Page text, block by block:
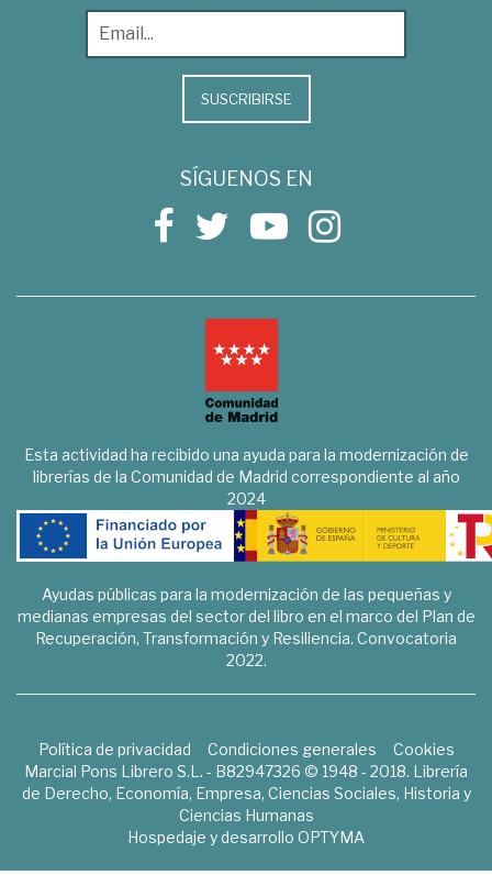
SUSCRIBIRSE
SÍGUENOS EN
Esta actividad ha recibido una ayuda para la modernización de
librerías de la Comunidad de Madrid correspondiente al año
2024
Ayudas públicas para la modernización de las pequeñas y
medianas empresas del sector del libro en el marco del Plan de
Recuperación, Transformación y Resiliencia. Convocatoria
2022.
Política de privacidad Condiciones generales
Cookies
Marcial Pons Librero S.L. - B82947326 © 1948 - 2018. Librería
de Derecho, Economía, Empresa, Ciencias Sociales, Historia y
Ciencias Humanas
Hospedaje y desarrollo OPTYMA